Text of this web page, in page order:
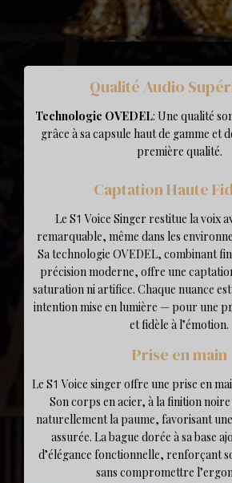
Qualité Audio
Technologie OVEDEL: Une qualité
grâce à sa capsule haut de gamme et
première qualité.
Captation Haute
Le S1 Voice Singer restitue la voix
remarquable, même dans les
Sa technologie OVEDEL, combinant
précision moderne, offre une
saturation ni artifice. Chaque nuance
intention mise en lumière — pour une
et fidèle à l’émotion.
Prise en main
Le S1 Voice singer offre une prise en
Son corps en acier, à la finition
naturellement la paume, favorisant
assurée. La bague dorée à sa base
d’élégance fonctionnelle, renforçant
sans compromettre